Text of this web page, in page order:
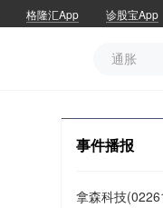
格隆汇App 诊股宝App
通胀
事件播报
拿森科技